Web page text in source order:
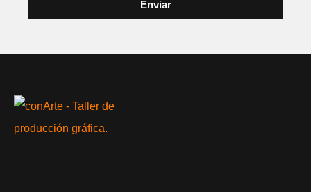
Enviar